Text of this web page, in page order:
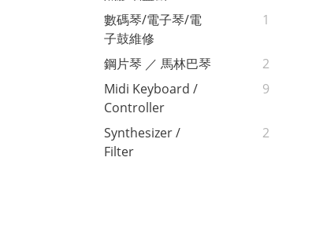
數碼琴/電子琴/電
子鼓維修
1
鋼片琴 ／ 馬林巴琴
2
Midi Keyboard /
Controller
9
Synthesizer /
Filter
2